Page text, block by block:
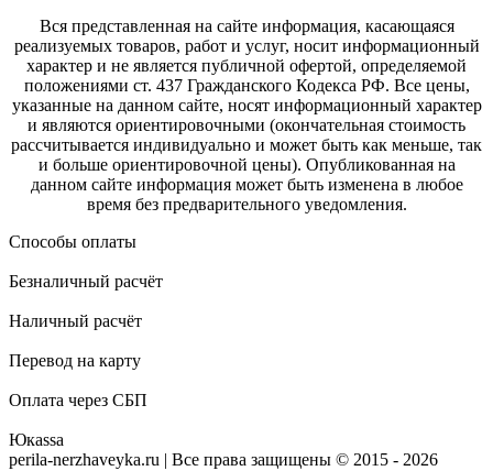
Вся представленная на сайте информация, касающаяся
реализуемых товаров, работ и услуг, носит информационный
характер и не является публичной офертой, определяемой
положениями ст. 437 Гражданского Кодекса РФ. Все цены,
указанные на данном сайте, носят информационный характер
и являются ориентировочными (окончательная стоимость
рассчитывается индивидуально и может быть как меньше, так
и больше ориентировочной цены). Опубликованная на
данном сайте информация может быть изменена в любое
время без предварительного уведомления.
Способы оплаты
Безналичный расчёт
Наличный расчёт
Перевод на карту
Оплата через СБП
Юкаssа
perila-nerzhaveyka.ru | Все права защищены © 2015 - 2026